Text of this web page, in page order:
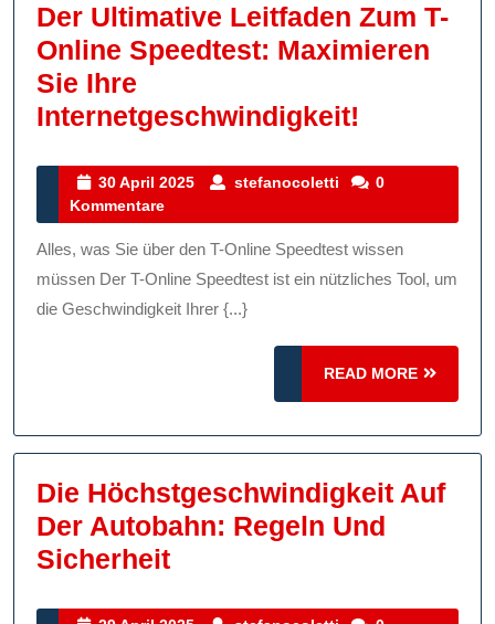
Der Ultimative Leitfaden Zum T-
Online Speedtest: Maximieren
Sie Ihre
Internetgeschwindigkeit!
Leitfaden
T-
Online
Sie
30 April 2025
30
2025
stefanocoletti stefanocoletti
0
Kommentare
Alles, was Sie über den T-Online Speedtest wissen
müssen Der T-Online Speedtest ist ein nützliches Tool, um
die Geschwindigkeit Ihrer {...}
READ MORE
READ
MORE
Die Höchstgeschwindigkeit Auf
Der Autobahn: Regeln Und
SicherheitDie